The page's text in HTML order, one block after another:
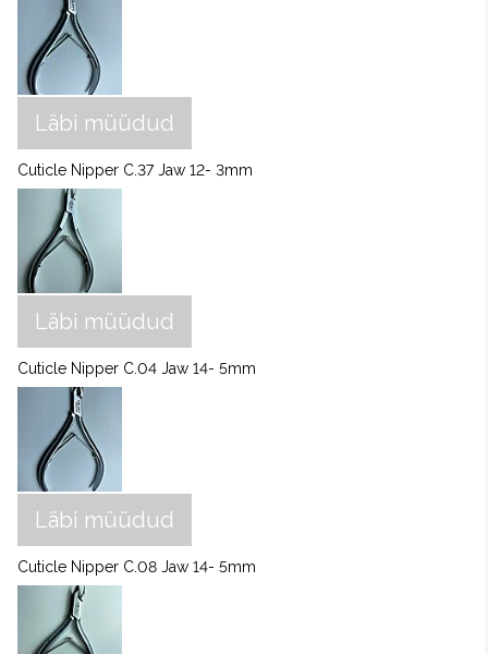
Läbi müüdud
Cuticle Nipper C.37 Jaw 12- 3mm
Läbi müüdud
Cuticle Nipper C.04 Jaw 14- 5mm
Läbi müüdud
Cuticle Nipper C.08 Jaw 14- 5mm